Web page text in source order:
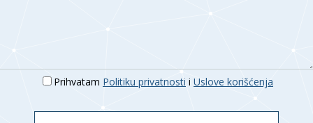
Logitech
Prihvatam Politiku privatnosti i Uslove korišćenja